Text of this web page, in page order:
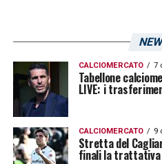
CALCIOMERCATO 7
Tabellone
LIVE: i
CALCIOMERCATO 9
Stretta del
finali la trattativa